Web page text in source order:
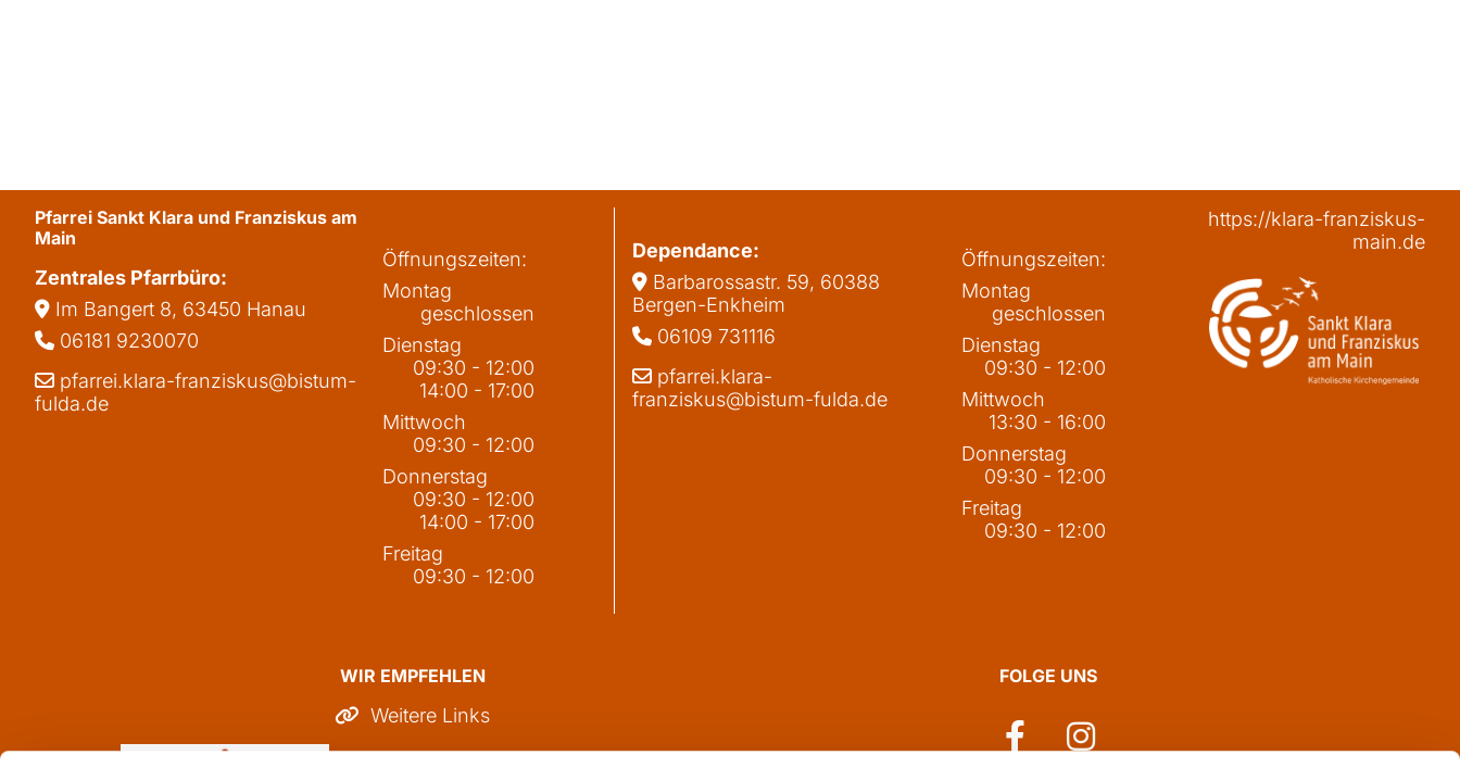
Pfarrei Sankt Klara und Franziskus am
Main
Zentrales Pfarrbüro:
 Im Bangert 8, 63450 Hanau
 06181 9230070
 pfarrei.klara-franziskus@bistum-
fulda.de
Öffnungszeiten:
Montag
geschlossen
Dienstag
09:30 - 12:00
14:00 - 17:00
Mittwoch
09:30 - 12:00
Donnerstag
09:30 - 12:00
14:00 - 17:00
Freitag
09:30 - 12:00
Dependance:
 Barbarossastr. 59, 60388
Bergen-Enkheim
 06109 731116
 pfarrei.klara-
franziskus@bistum-fulda.de
Öffnungszeiten:
Montag
geschlossen
Dienstag
09:30 - 12:00
Mittwoch
13:30 - 16:00
Donnerstag
09:30 - 12:00
Freitag
09:30 - 12:00
https://klara-franziskus-
main.de
WIR EMPFEHLEN
 Weitere Links
FOLGE UNS